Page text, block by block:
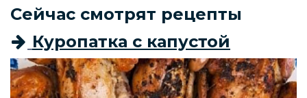
Сейчас смотрят рецепты
Куропатка с капустой